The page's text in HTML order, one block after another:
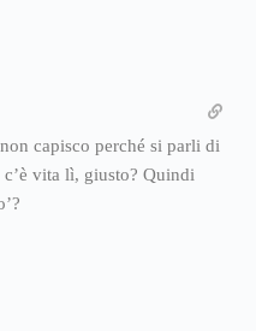
capisco perché si parli di
vita lì, giusto? Quindi